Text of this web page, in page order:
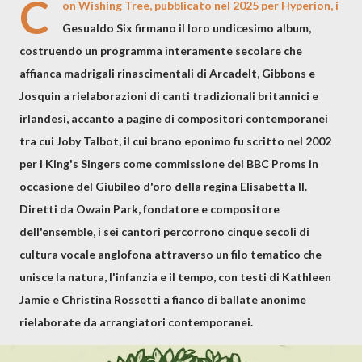
C
on Wishing Tree, pubblicato nel 2025 per Hyperion, i
Gesualdo Six firmano il loro undicesimo album,
costruendo un programma interamente secolare che
affianca madrigali rinascimentali di Arcadelt, Gibbons e
Josquin a rielaborazioni di canti tradizionali britannici e
irlandesi, accanto a pagine di compositori contemporanei
tra cui Joby Talbot, il cui brano eponimo fu scritto nel 2002
per i King's Singers come commissione dei BBC Proms in
occasione del Giubileo d'oro della regina Elisabetta II.
Diretti da Owain Park, fondatore e compositore
dell'ensemble, i sei cantori percorrono cinque secoli di
cultura vocale anglofona attraverso un filo tematico che
unisce la natura, l'infanzia e il tempo, con testi di Kathleen
Jamie e Christina Rossetti a fianco di ballate anonime
rielaborate da arrangiatori contemporanei.